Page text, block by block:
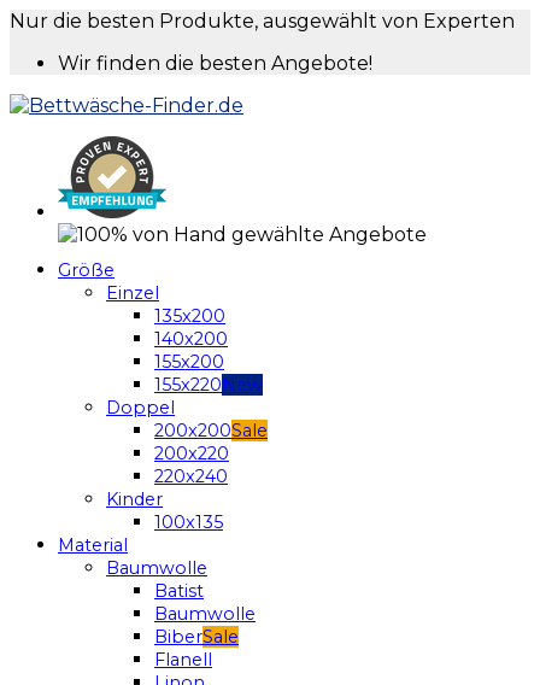
Nur die besten Produkte, ausgewählt von Experten
Wir finden die besten Angebote!
Größe
Einzel
135x200
140x200
155x200
155x220
Doppel
200x200
200x220
220x240
Kinder
100x135
Material
Baumwolle
Batist
Baumwolle
Biber
Flanell